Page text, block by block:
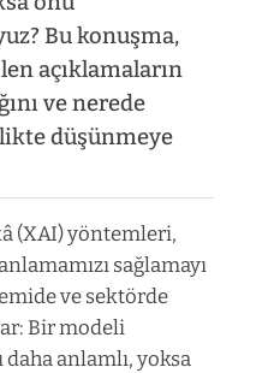
Bu konuşma,
açıklamaların
ve nerede
düşünmeye
(XAI) yöntemleri,
sağlamayı
ve sektörde
Bir modeli
anlamlı, yoksa